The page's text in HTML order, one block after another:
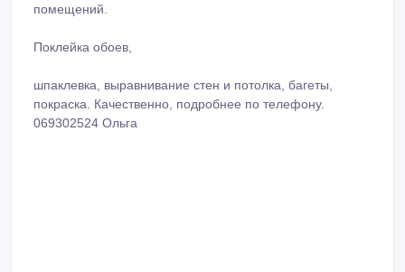
помещений.
Поклейка обоев,
шпаклевка, выравнивание стен и потолка, багеты,
покраска. Качественно, подробнее по телефону.
069302524 Ольга